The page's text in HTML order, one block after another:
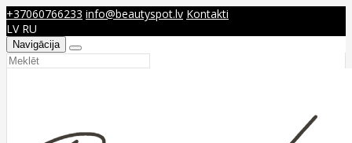
+37060766233 info@beautyspot.lv Kontakti
LV RU
Navigācija